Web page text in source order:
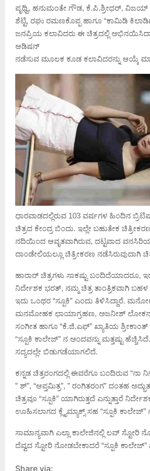
ಪೃಥ್ವಿ, ಹನುಮಂತೇ ಗೌಡ, ಕೆ.ಪಿ.ಶ್ರೀಧರ್, ವಿಜಯ್
ಶೆಟ್ಟಿ, ರಘು ರಮಣಕೊಪ್ಪ ಹಾಗೂ “ಕಾಮಿಡಿ
ಜನಪ್ರಿಯ ಕಲಾವಿದರು ಈ ಚಿತ್ರದಲ್ಲಿ
ಆಡಿಷನ್
ನಡೆಸುವ ಮೂಲಕ ಕೂಡ ಕಲಾವಿದರನ್ನು ಆಯ್ಕೆ
ಧಾರವಾಡದಲ್ಲಿರುವ 103 ವರ್ಷಗಳ ಹಿಂದಿನ
ಚಿತ್ರದ ಕೇಂದ್ರ ಬಿಂದು. ಇಲ್ಲೇ ಬಹುತೇಕ
ನದಿಯಿಂದ ಆವೃತವಾಗಿರುವ, ದಟ್ಟವಾದ
ದಾಂಡೇಲಿಯಲ್ಲೂ ಚಿತ್ರೀಕರಣ ನಡೆಸಿರುವುದಾಗಿ
ಹಾರಾರ್ ಚಿತ್ರಗಳು ಸಾಕಷ್ಟು ಬಂದಿದೆಯಾದರೂ,
ನಿರ್ದೇಶಕ ಭರತ್, ನಮ್ಮ ಚಿತ್ರ ತಾಂತ್ರಿಕವಾಗಿ ಬಹಳ
ಇದು ಒಂಥರ “ಸ್ಪೂಕಿ” ಎಂದು ತಿಳಿಸಿದ್ದಾರೆ.
ಮನಮೋಹಕ ಛಾಯಾಗ್ರಹಣ, ಅಜನೀಶ್
ಸಂಗೀತ ಹಾಗೂ “ಕೆ.ಜಿ.ಎಫ್” ಖ್ಯಾತಿಯ
“ಸ್ಪೂಕಿ ಕಾಲೇಜ್” ನ ಅಂದವನ್ನು ಮತ್ತಷ್ಟು
ಸದ್ಯದಲ್ಲೇ ಬಿಡುಗಡೆಯಾಗಲಿದೆ.
ಕನ್ನಡ ಚಿತ್ರರಂಗದಲ್ಲಿ ಈವರೆಗೂ ಬಂದಿರುವ “ನಾ
” ಶ್”, “ಆಪ್ತಮಿತ್ರ”, ” ರಂಗಿತರಂಗ” ದಂತಹ
ಚಿತ್ರವೂ “ಸ್ಪೂಕಿ” ಯಾಗಿರುತ್ತದೆ ಎನ್ನುತ್ತಾರೆ
ಊಹಿಸಲಾಗದ ಕ್ಲೈಮ್ಯಾಕ್ಸ್ ಸಹ “ಸ್ಪೂಕಿ ಕಾಲೇಜ್”
ಸಾಮಾನ್ಯವಾಗಿ ಎಲ್ಲಾ ಕಾಲೇಜಿನಲ್ಲಿ ಲವ್ ಸ್ಟೋರಿ
ದೆವ್ವದ ಸ್ಟೋರಿ ನೋಡಬೇಕಾದರೆ “ಸ್ಪೂಕಿ ಕಾಲೇಜ್”
Share via: